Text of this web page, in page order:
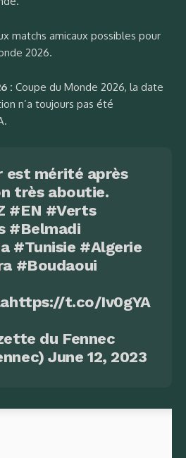
matchs amicaux possibles pour
2026.
: Coupe du Monde 2026, la date
n’a toujours pas été
est mérité après
très aboutie.
#EN #Verts
#Belmadi
#Tunisie #Algerie
#Boudaoui
https://t.co/Iv0gYA
du Fennec
June 12, 2023